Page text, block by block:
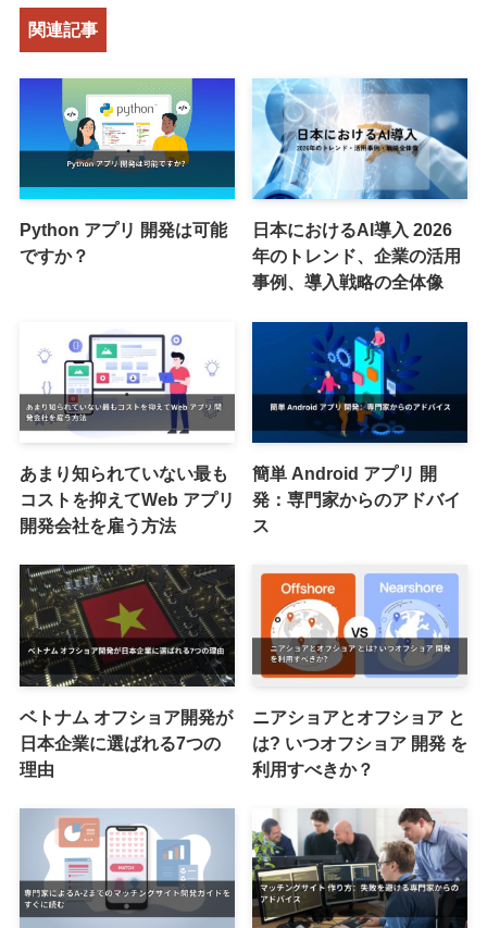
関連記事
Python アプリ 開発は可能
ですか？
日本におけるAI導入 2026
年のトレンド、企業の活用
事例、導入戦略の全体像
あまり知られていない最も
コストを抑えてWeb アプリ
開発会社を雇う方法
簡単 Android アプリ 開
発：専門家からのアドバイ
ス
ベトナム オフショア開発が
日本企業に選ばれる7つの
理由
ニアショアとオフショア と
は? いつオフショア 開発 を
利用すべきか？